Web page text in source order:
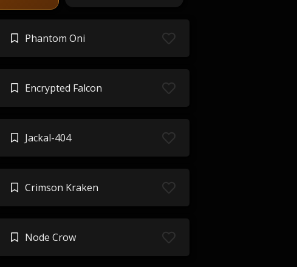
Phantom Oni
Encrypted Falcon
Jackal-404
Crimson Kraken
Node Crow